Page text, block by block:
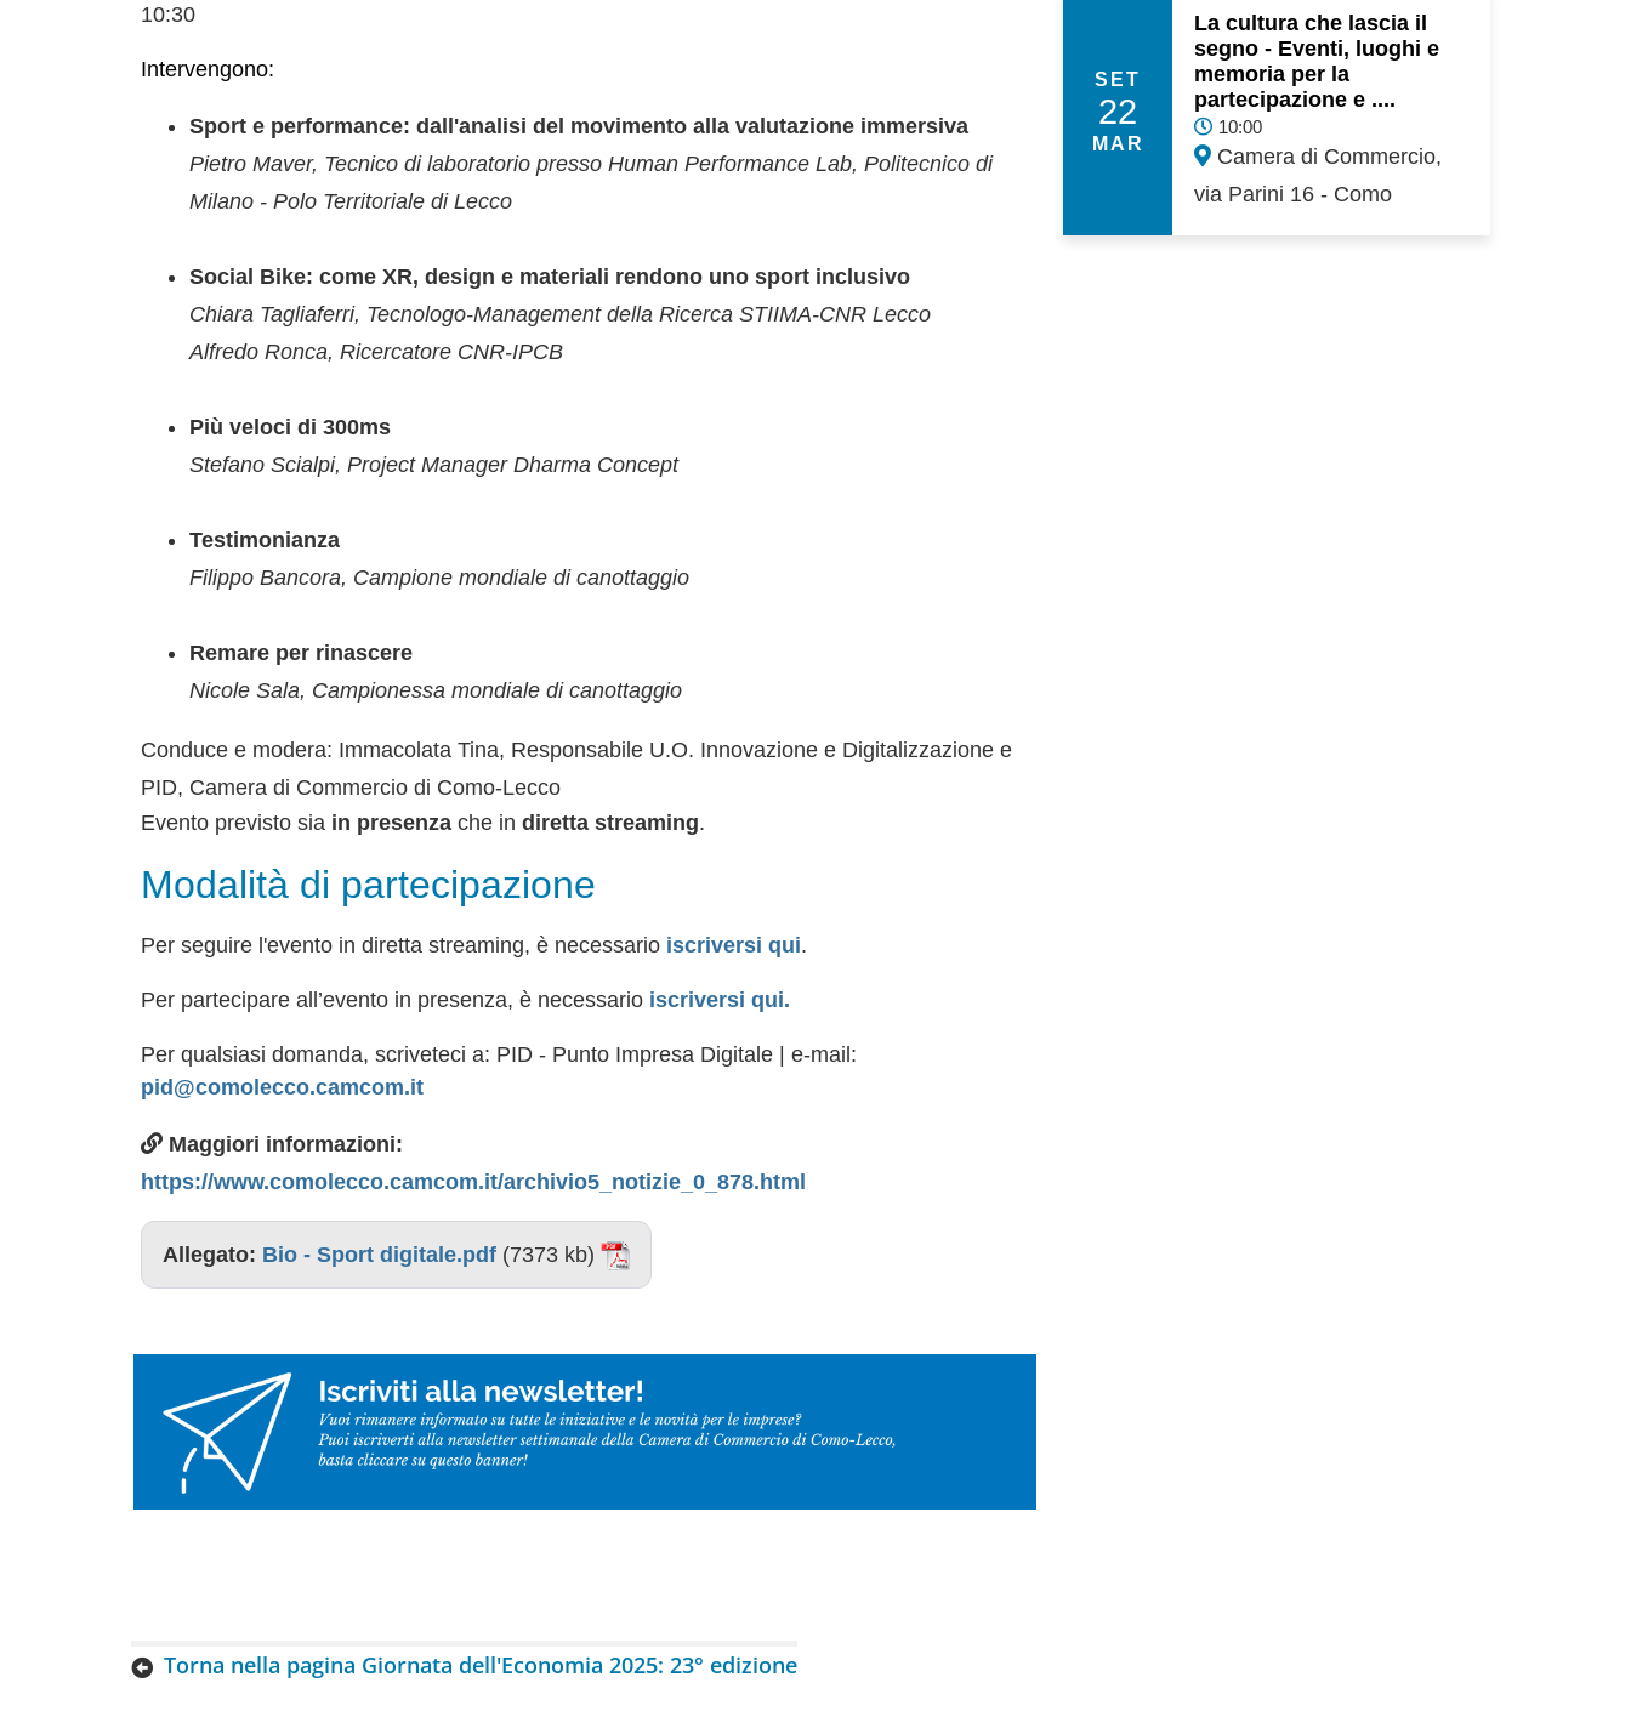
10:30
Intervengono:
Sport e performance: dall'analisi del movimento alla valutazione immersiva
Pietro Maver, Tecnico di laboratorio presso Human Performance Lab, Politecnico di
Milano - Polo Territoriale di Lecco
Social Bike: come XR, design e materiali rendono uno sport inclusivo
Chiara Tagliaferri, Tecnologo-Management della Ricerca STIIMA-CNR Lecco
Alfredo Ronca, Ricercatore CNR-IPCB
Più veloci di 300ms
Stefano Scialpi, Project Manager Dharma Concept
Testimonianza
Filippo Bancora, Campione mondiale di canottaggio
Remare per rinascere
Nicole Sala, Campionessa mondiale di canottaggio
Conduce e modera: Immacolata Tina, Responsabile U.O. Innovazione e Digitalizzazione e
PID, Camera di Commercio di Como-Lecco
Evento previsto sia in presenza che in diretta streaming.
Modalità di partecipazione
Per seguire l'evento in diretta streaming, è necessario iscriversi qui.
Per partecipare all’evento in presenza, è necessario iscriversi qui.
Per qualsiasi domanda, scriveteci a: PID - Punto Impresa Digitale | e-mail:
pid@comolecco.camcom.it
Maggiori informazioni:
https://www.comolecco.camcom.it/archivio5_notizie_0_878.html
Allegato: Bio - Sport digitale.pdf (7373 kb)
SET
22
MAR
La cultura che lascia il
segno - Eventi, luoghi e
memoria per la
partecipazione e ....
10:00
Camera di Commercio,
via Parini 16 - Como
Torna nella pagina Giornata dell'Economia 2025: 23° edizione